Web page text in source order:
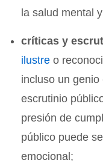
la salud mental
críticas y
ilustre o
incluso un
escrutinio
presión de
público puede
emocional;